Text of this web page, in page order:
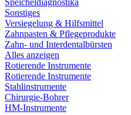
Speicheldiagnostika
Sonstiges
Versiegelung & Hilfsmittel
Zahnpasten & Pflegeprodukte
Zahn- und Interdentalbürsten
Alles anzeigen
Rotierende Instrumente
Rotierende Instrumente
Stahlinstrumente
Chirurgie-Bohrer
HM-Instrumente